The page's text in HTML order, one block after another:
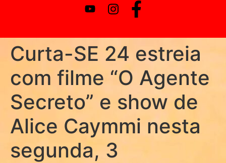
Curta-SE 24 estreia
com filme “O Agente
Secreto” e show de
Alice Caymmi nesta
segunda, 3